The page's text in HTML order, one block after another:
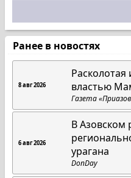
Ранее в новостях
8 авг 2026
властью
Газета
6 авг 2026
В Азовском
урагана
DonDay